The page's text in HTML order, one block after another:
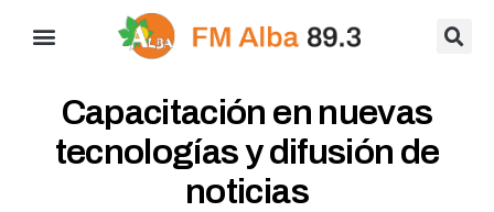
Capacitación en nuevas
tecnologías y difusión de
noticias